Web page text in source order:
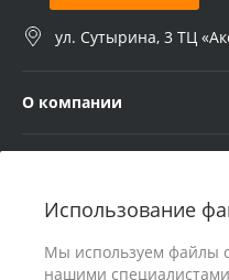
Использование
Мы используем файлы
нашими
ул. Сутырина, 3 ТЦ
О компании